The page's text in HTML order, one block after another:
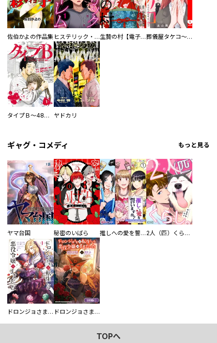
佐伯かよの作品集 ヒステリック・ハーレム～搾られる男と堕ちる女～【電子単行本版】 生贄の村【電子単行本版】 葬儀屋タケコ～あなたの最期、叶えます【電子単行本版】
タイプＢ～48時間後、致死率100％～【単話】 ヤドカリ
ギャグ・コメディ もっと見る
ヤマ台国 秘密のいばら 推しへの愛を誓いますか？～アラサー女子、推しは逃げぬが人生逃げる～ 2人（匹）くらし。
ドロンジョさまは転生しても悪役令嬢のままだった ドロンジョさまは転生しても悪役令嬢のままだった【分冊版】
TOPへ